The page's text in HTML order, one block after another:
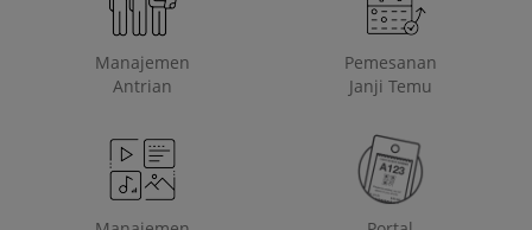
Manajemen
Antrian
Pemesanan
Janji Temu